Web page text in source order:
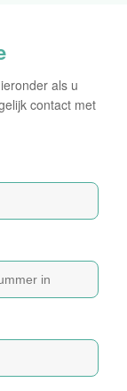
als u
contact met